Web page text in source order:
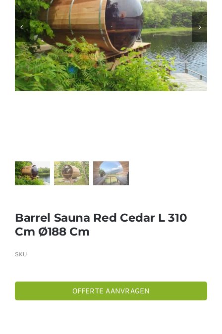
Contact
Offerte aanvragen
Barrel Sauna Red Cedar L 310
Cm Ø188 Cm
SKU
OFFERTE AANVRAGEN